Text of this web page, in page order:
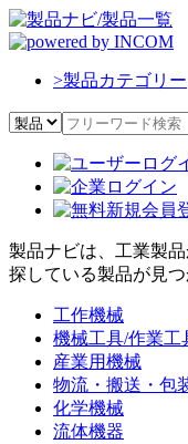
>製品カテゴリー
製品ナビは、工業製
探している製品が見
工作機械
機械工具/作業工
産業用機械
物流・搬送・包
化学機械
流体機器